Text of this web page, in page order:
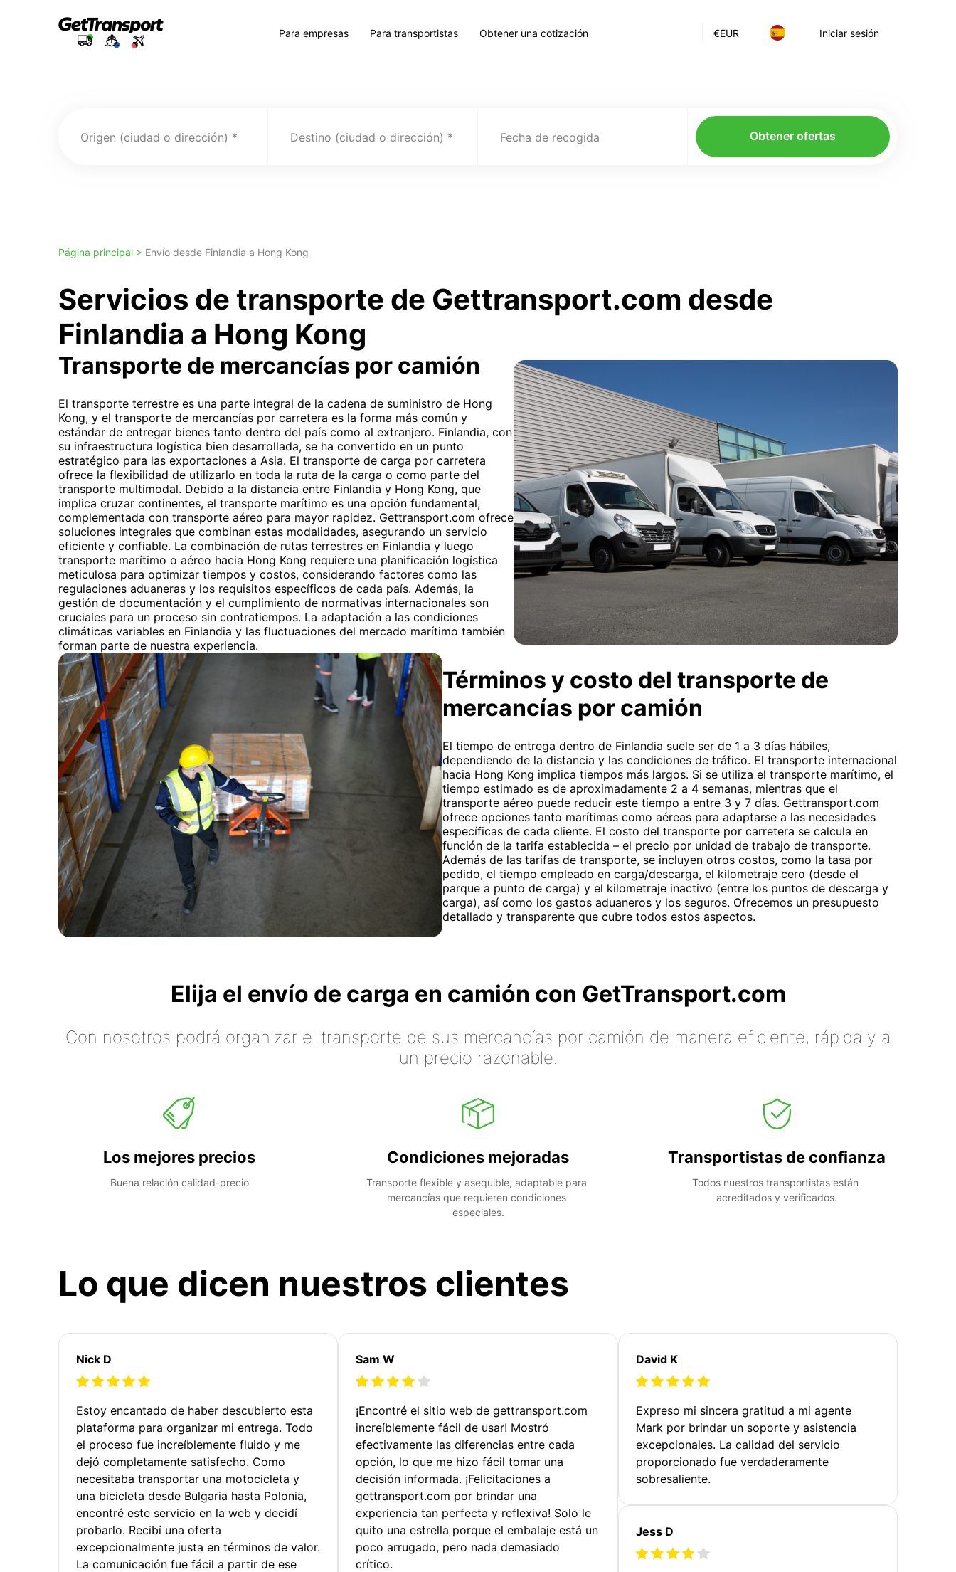
€EUR Iniciar sesión
Para empresas Para transportistas Obtener una cotización
Origen (ciudad o dirección) Destino (ciudad o dirección) Fecha de recogida Obtener ofertas
Página principal > Envío desde Finlandia a Hong Kong
Servicios de transporte de Gettransport.com desde
Finlandia a Hong Kong
Transporte de mercancías por camión
El transporte terrestre es una parte integral de la cadena de suministro de Hong
Kong, y el transporte de mercancías por carretera es la forma más común y
estándar de entregar bienes tanto dentro del país como al extranjero. Finlandia, con
su infraestructura logística bien desarrollada, se ha convertido en un punto
estratégico para las exportaciones a Asia. El transporte de carga por carretera
ofrece la flexibilidad de utilizarlo en toda la ruta de la carga o como parte del
transporte multimodal. Debido a la distancia entre Finlandia y Hong Kong, que
implica cruzar continentes, el transporte marítimo es una opción fundamental,
complementada con transporte aéreo para mayor rapidez. Gettransport.com ofrece
soluciones integrales que combinan estas modalidades, asegurando un servicio
eficiente y confiable. La combinación de rutas terrestres en Finlandia y luego
transporte marítimo o aéreo hacia Hong Kong requiere una planificación logística
meticulosa para optimizar tiempos y costos, considerando factores como las
regulaciones aduaneras y los requisitos específicos de cada país. Además, la
gestión de documentación y el cumplimiento de normativas internacionales son
cruciales para un proceso sin contratiempos. La adaptación a las condiciones
climáticas variables en Finlandia y las fluctuaciones del mercado marítimo también
forman parte de nuestra experiencia.
Términos y costo del transporte de
mercancías por camión
El tiempo de entrega dentro de Finlandia suele ser de 1 a 3 días hábiles,
dependiendo de la distancia y las condiciones de tráfico. El transporte internacional
hacia Hong Kong implica tiempos más largos. Si se utiliza el transporte marítimo, el
tiempo estimado es de aproximadamente 2 a 4 semanas, mientras que el
transporte aéreo puede reducir este tiempo a entre 3 y 7 días. Gettransport.com
ofrece opciones tanto marítimas como aéreas para adaptarse a las necesidades
específicas de cada cliente. El costo del transporte por carretera se calcula en
función de la tarifa establecida – el precio por unidad de trabajo de transporte.
Además de las tarifas de transporte, se incluyen otros costos, como la tasa por
pedido, el tiempo empleado en carga/descarga, el kilometraje cero (desde el
parque a punto de carga) y el kilometraje inactivo (entre los puntos de descarga y
carga), así como los gastos aduaneros y los seguros. Ofrecemos un presupuesto
detallado y transparente que cubre todos estos aspectos.
Elija el envío de carga en camión con GetTransport.com
Con nosotros podrá organizar el transporte de sus mercancías por camión de manera eficiente, rápida y a
un precio razonable.
Los mejores precios
Buena relación calidad-precio
Condiciones mejoradas
Transporte flexible y asequible, adaptable para
mercancías que requieren condiciones
especiales.
Transportistas de confianza
Todos nuestros transportistas están
acreditados y verificados.
Lo que dicen nuestros clientes
Nick D
Estoy encantado de haber descubierto esta
plataforma para organizar mi entrega. Todo
el proceso fue increíblemente fluido y me
dejó completamente satisfecho. Como
necesitaba transportar una motocicleta y
una bicicleta desde Bulgaria hasta Polonia,
encontré este servicio en la web y decidí
probarlo. Recibí una oferta
excepcionalmente justa en términos de valor.
La comunicación fue fácil a partir de ese
Sam W
¡Encontré el sitio web de gettransport.com
increíblemente fácil de usar! Mostró
efectivamente las diferencias entre cada
opción, lo que me hizo fácil tomar una
decisión informada. ¡Felicitaciones a
gettransport.com por brindar una
experiencia tan perfecta y reflexiva! Solo le
quito una estrella porque el embalaje está un
poco arrugado, pero nada demasiado
crítico.
David K
Expreso mi sincera gratitud a mi agente
Mark por brindar un soporte y asistencia
excepcionales. La calidad del servicio
proporcionado fue verdaderamente
sobresaliente.
Jess D